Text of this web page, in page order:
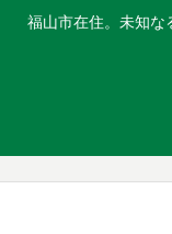
福山市在住。未知な